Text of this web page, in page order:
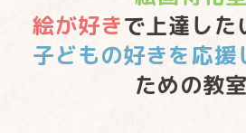
絵が好きで上達した
子どもの好きを応援
ための教室